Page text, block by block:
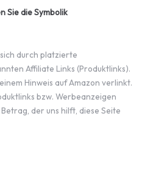
Sie die Symbolik
durch platzierte
Affiliate Links (Produktlinks).
Hinweis auf Amazon verlinkt.
bzw. Werbeanzeigen
der uns hilft, diese Seite